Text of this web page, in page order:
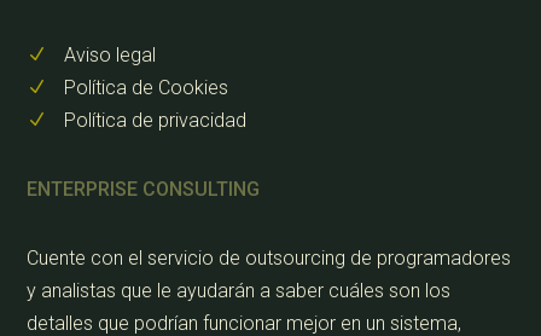
N Aviso legal
N Política de Cookies
N Política de privacidad
ENTERPRISE CONSULTING
Cuente con el servicio de outsourcing de programadores
y analistas que le ayudarán a saber cuáles son los
detalles que podrían funcionar mejor en un sistema,